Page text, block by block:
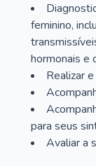
feminino,
hormonais e
Realizar
para seus
Avaliar a